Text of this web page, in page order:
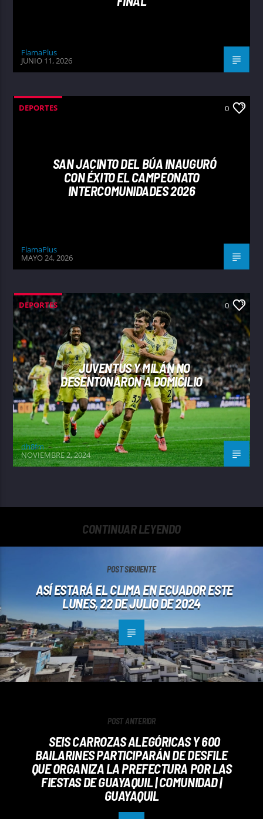
FlamaPlus
JUNIO 11, 2026
DEPORTES 0
SAN JACINTO DEL BÚA INAUGURÓ
CON ÉXITO EL CAMPEONATO
INTERCOMUNIDADES 2026
FlamaPlus
MAYO 24, 2026
DEPORTES 0
JUVENTUS Y MILÁN NO
DESENTONARON A DOMICILIO
dh8fm
NOVIEMBRE 2, 2024
CONTINUAR LEYENDO
POST SIGUIENTE
ASÍ ESTARÁ EL CLIMA EN ECUADOR ESTE
LUNES, 22 DE JULIO DE 2024
POST ANTERIOR
SEIS CARROZAS ALEGÓRICAS Y 600
BAILARINES PARTICIPARÁN DE DESFILE
QUE ORGANIZA LA PREFECTURA POR LAS
FIESTAS DE GUAYAQUIL | COMUNIDAD |
GUAYAQUIL